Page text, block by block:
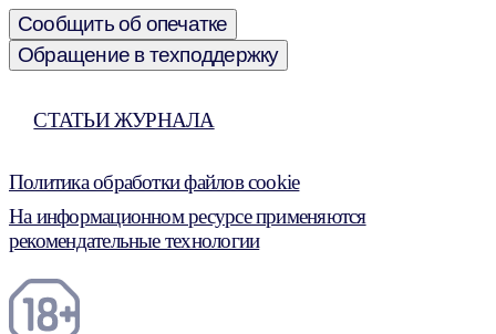
Сообщить об опечатке
Обращение в техподдержку
СТАТЬИ ЖУРНАЛА
Политика обработки файлов cookie
На информационном ресурсе применяются
рекомендательные технологии